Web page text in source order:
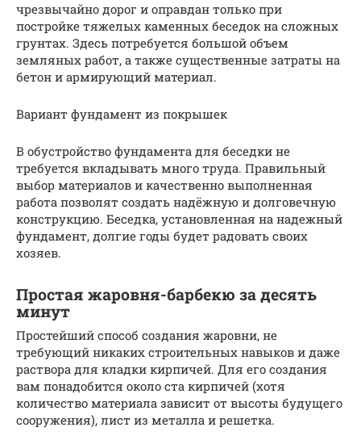
чрезвычайно дорог и оправдан только при
постройке тяжелых каменных беседок на сложных
грунтах. Здесь потребуется большой объем
земляных работ, а также существенные затраты на
бетон и армирующий материал.
Вариант фундамент из покрышек
В обустройство фундамента для беседки не
требуется вкладывать много труда. Правильный
выбор материалов и качественно выполненная
работа позволят создать надёжную и долговечную
конструкцию. Беседка, установленная на надежный
фундамент, долгие годы будет радовать своих
хозяев.
Простая жаровня-барбекю за десять
минут
Простейший способ создания жаровни, не
требующий никаких строительных навыков и даже
раствора для кладки кирпичей. Для его создания
вам понадобится около ста кирпичей (хотя
количество материала зависит от высоты будущего
сооружения), лист из металла и решетка.